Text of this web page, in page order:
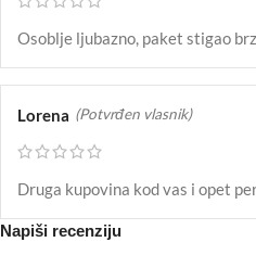
Osoblje ljubazno, paket stigao
Lorena (Potvrđen vlasnik)
Druga kupovina kod vas i opet
Napiši recenziju